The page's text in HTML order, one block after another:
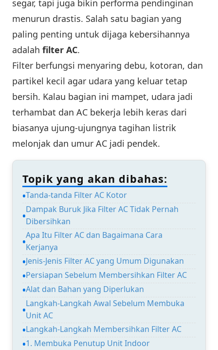
segar, tapi juga bikin performa pendinginan
menurun drastis. Salah satu bagian yang
paling penting untuk dijaga kebersihannya
adalah filter AC.
Filter berfungsi menyaring debu, kotoran, dan
partikel kecil agar udara yang keluar tetap
bersih. Kalau bagian ini mampet, udara jadi
terhambat dan AC bekerja lebih keras dari
biasanya ujung-ujungnya tagihan listrik
melonjak dan umur AC jadi pendek.
Topik yang akan dibahas:
Tanda-tanda Filter AC Kotor
Dampak Buruk Jika Filter AC Tidak Pernah
Dibersihkan
Apa Itu Filter AC dan Bagaimana Cara
Kerjanya
Jenis-Jenis Filter AC yang Umum Digunakan
Persiapan Sebelum Membersihkan Filter AC
Alat dan Bahan yang Diperlukan
Langkah-Langkah Awal Sebelum Membuka
Unit AC
Langkah-Langkah Membersihkan Filter AC
1. Membuka Penutup Unit Indoor